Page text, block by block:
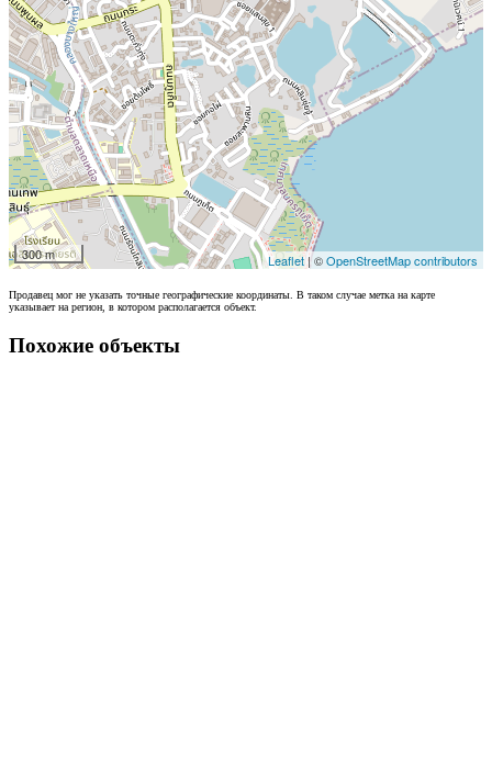
300 m Leaflet| ©OpenStreetMap contributors
Продавец мог не указать точные географические координаты. В таком случае метка на карте
указывает на регион, в котором располагается объект.
Похожие объекты